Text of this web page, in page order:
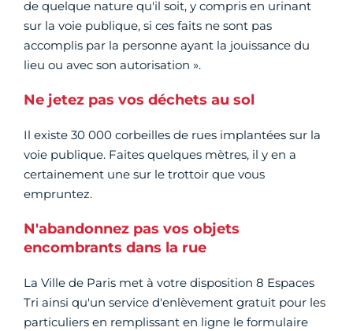
de quelque nature qu'il soit, y compris en urinant
sur la voie publique, si ces faits ne sont pas
accomplis par la personne ayant la jouissance du
lieu ou avec son autorisation ».
Ne jetez pas vos déchets au sol
Il existe 30 000 corbeilles de rues implantées sur la
voie publique. Faites quelques mètres, il y en a
certainement une sur le trottoir que vous
empruntez.
N'abandonnez pas vos objets
encombrants dans la rue
La Ville de Paris met à votre disposition 8 Espaces
Tri ainsi qu'un service d'enlèvement gratuit pour les
particuliers en remplissant en ligne le formulaire